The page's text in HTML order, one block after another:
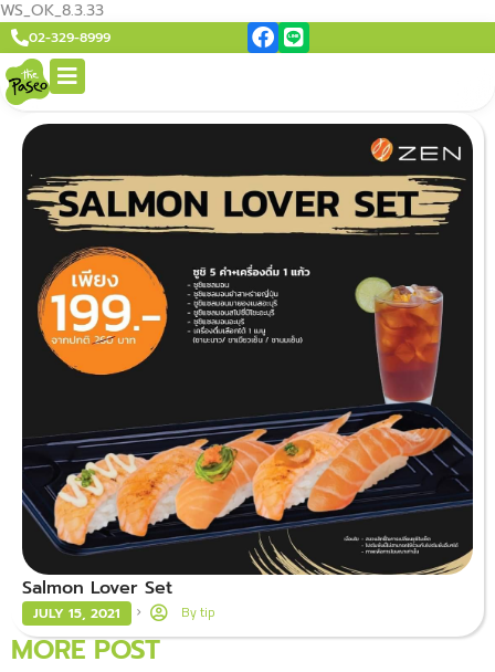
WS_OK_8.3.33
02-329-8999
Salmon Lover Set
JULY 15, 2021 Bytip
MORE POST